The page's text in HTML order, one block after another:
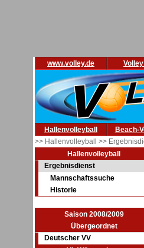
www.volley.de
Hallenvolleyball Beach-
>> Hallenvolleyball >>
Hallenvolleyball
Ergebnisdienst
Mannschaftssuche
Historie
Saison 2008/2009
Übergeordnet
Deutscher VV